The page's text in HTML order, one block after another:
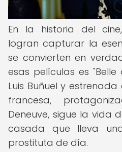
En la historia del
logran capturar la
se convierten en
esas películas es
Luis Buñuel y estrenada
francesa,
Deneuve, sigue la vida
casada que lleva
prostituta de día.